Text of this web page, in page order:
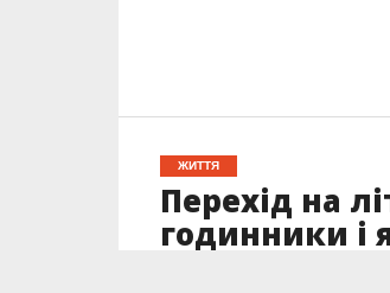
ЖИТТЯ
Перехід на
годинники і